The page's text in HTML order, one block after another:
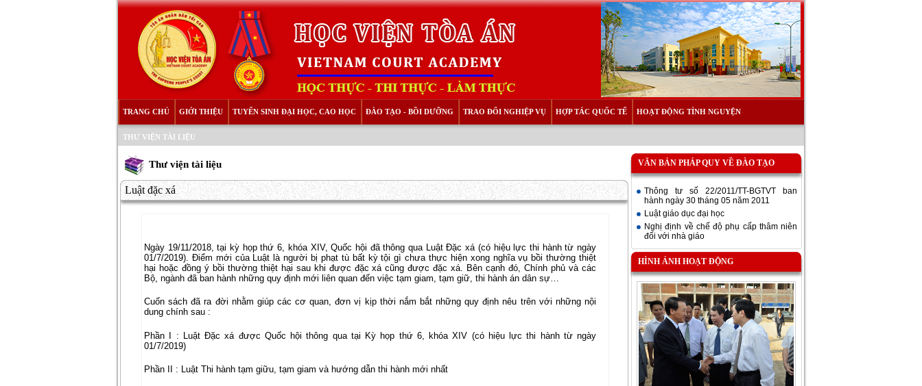
TRANG CHỦ GIỚI THIỆU TUYỂN SINH ĐẠI HỌC, CAO HỌC ĐÀO TẠO - BỒI DƯỠNG TRAO ĐỔI NGHIỆP VỤ HỢP TÁC QUỐC TẾ HOẠT ĐỘNG TÌNH NGUYỆN
THƯ VIỆN TÀI LIỆU
Thư viện tài liệu
Luật đặc xá
Ngày 19/11/2018, tại kỳ họp thứ 6, khóa XIV, Quốc hội đã thông qua Luật Đặc xá (có hiệu lực thi hành từ ngày
01/7/2019). Điểm mới của Luật là người bị phạt tù bất kỳ tội gì chưa thực hiện xong nghĩa vụ bồi thường thiệt
hại hoặc đồng ý bồi thường thiệt hại sau khi được đặc xá cũng được đặc xá. Bên cạnh đó, Chính phủ và các
Bộ, ngành đã ban hành những quy định mới liên quan đến việc tạm giam, tạm giữ, thi hành án dân sự…
Cuốn sách đã ra đời nhằm giúp các cơ quan, đơn vị kịp thời nắm bắt những quy định nêu trên với những nội
dung chính sau :
Phần I : Luật Đặc xá được Quốc hội thông qua tại Kỳ họp thứ 6, khóa XIV (có hiệu lực thi hành từ ngày
01/7/2019)
Phần II : Luật Thi hành tạm giữu, tạm giam và hướng dẫn thi hành mới nhất
VĂN BẢN PHÁP QUY VỀ ĐÀO TẠO
Thông tư số 22/2011/TT-BGTVT ban
hành ngày 30 tháng 05 năm 2011
Luật giáo dục đại học
Nghị định về chế độ phụ cấp thâm niên
đối với nhà giáo
HÌNH ẢNH HOẠT ĐỘNG